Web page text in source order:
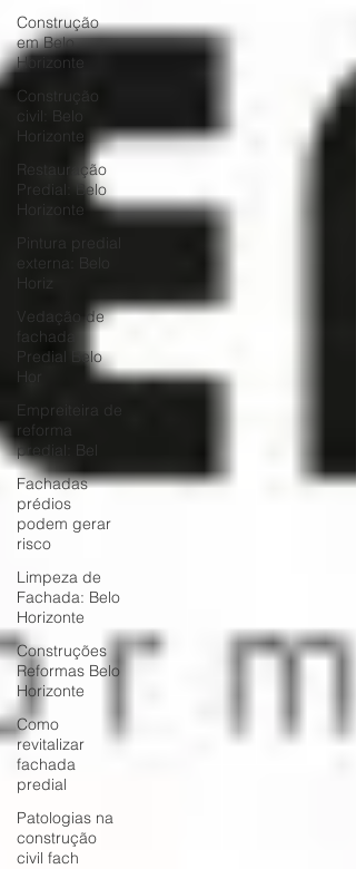
Construção
em Belo
Horizonte
Construção
civil: Belo
Horizonte
Restauração
Predial: Belo
Horizonte
Pintura predial
externa: Belo
Horiz
Vedação de
fachada
Predial Belo
Hor
Empreiteira de
reforma
predial: Bel
Fachadas
prédios
podem gerar
risco
Limpeza de
Fachada: Belo
Horizonte
Construções
Reformas Belo
Horizonte
Como
revitalizar
fachada
predial
Patologias na
construção
civil fach